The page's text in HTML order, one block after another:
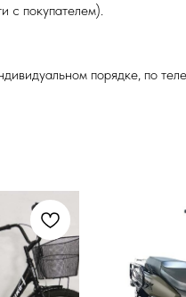
с покупателем).
порядке, по